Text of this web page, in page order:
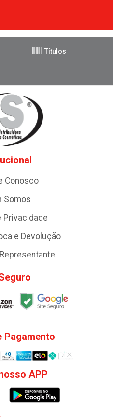
Títulos
Conosco
Somos
Privacidade
e Devolução
Pagamento
APP